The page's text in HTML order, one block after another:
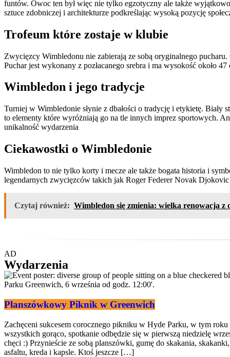
funtów. Owoc ten był więc nie tylko egzotyczny ale także
sztuce zdobniczej i architekturze podkreślając wysoką pozycję
Trofeum które zostaje w klubie
Zwycięzcy Wimbledonu nie zabierają ze sobą oryginalnego
Puchar jest wykonany z pozłacanego srebra i ma wysokość około
Wimbledon i jego tradycje
Turniej w Wimbledonie słynie z dbałości o tradycję i etykietę.
to elementy które wyróżniają go na tle innych imprez sportowych.
unikalność wydarzenia
Ciekawostki o Wimbledonie
Wimbledon to nie tylko korty i mecze ale także bogata historia i
legendarnych zwycięzców takich jak Roger Federer Novak
Czytaj również: Wimbledon się zmienia: wielka renowacja z
AD
Wydarzenia
Planszówkowy Piknik w Greenwich
Zachęceni sukcesem corocznego pikniku w Hyde Parku, w tym
wszystkich gorąco, spotkanie odbędzie się w pierwszą niedzielę
chęci :) Przynieście ze sobą planszówki, gumę do skakania,
asfaltu, kreda i kapsle. Ktoś jeszcze […]